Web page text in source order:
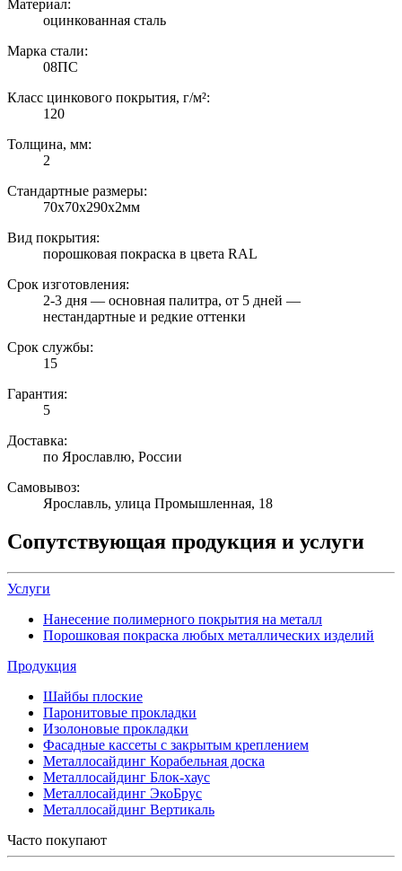
Материал:
оцинкованная сталь
Марка стали:
08ПС
Класс цинкового покрытия, г/м²:
120
Толщина, мм:
2
Стандартные размеры:
70х70х290х2мм
Вид покрытия:
порошковая покраска в цвета RAL
Срок изготовления:
2-3 дня — основная палитра, от 5 дней —
нестандартные и редкие оттенки
Срок службы:
15
Гарантия:
5
Доставка:
по Ярославлю, России
Самовывоз:
Ярославль, улица Промышленная, 18
Сопутствующая продукция и услуги
Услуги
Нанесение полимерного покрытия на металл
Порошковая покраска любых металлических изделий
Продукция
Шайбы плоские
Паронитовые прокладки
Изолоновые прокладки
Фасадные кассеты с закрытым креплением
Металлосайдинг Корабельная доска
Металлосайдинг Блок-хаус
Металлосайдинг ЭкоБрус
Металлосайдинг Вертикаль
Часто покупают